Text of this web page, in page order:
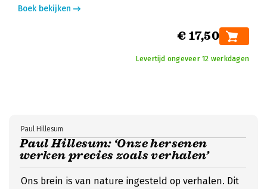
Boek bekijken
€ 17,50
Levertijd ongeveer 12 werkdagen
Paul Hillesum: ‘Onze hersenen
werken precies zoals verhalen’
Paul Hillesum
Ons brein is van nature ingesteld op verhalen. Dit